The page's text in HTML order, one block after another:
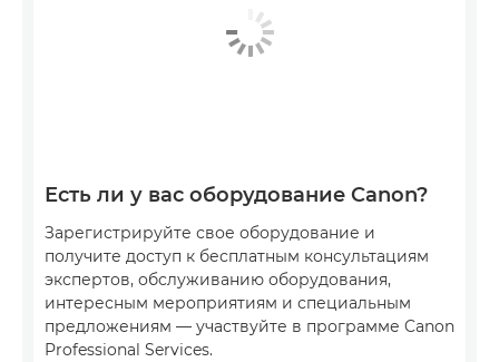
Есть ли у вас оборудование Canon?
Зарегистрируйте свое оборудование и
получите доступ к бесплатным консультациям
экспертов, обслуживанию оборудования,
интересным мероприятиям и специальным
предложениям — участвуйте в программе Canon
Professional Services.